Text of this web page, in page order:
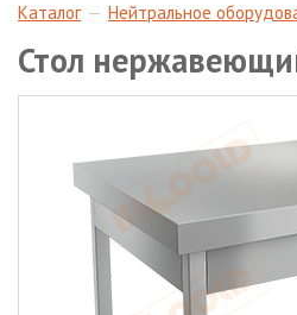
Каталог Нейтральное
Стол